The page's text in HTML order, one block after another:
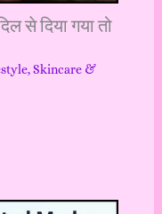
से दिया गया तो
,Skincare &